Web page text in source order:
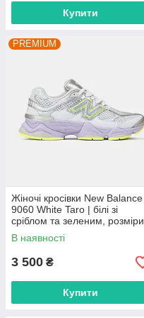
Купити
PREMIUM
Жіночі кросівки New Balance
9060 White Taro | білі зі
сріблом та зеленим, розміри
36–41
В наявності
3 500 ₴
Купити